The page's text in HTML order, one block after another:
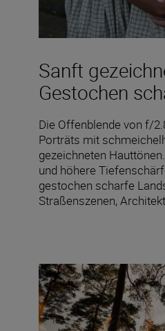
Sanft
Gestochen
Die Offenblende von f/
Porträts mit
gezeichneten
und höhere
gestochen scharfe
Straßenszenen,